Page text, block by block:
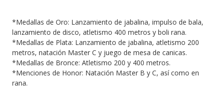
*Medallas de Oro: Lanzamiento de jabalina, impulso de bala,
lanzamiento de disco, atletismo 400 metros y boli rana.
*Medallas de Plata: Lanzamiento de jabalina, atletismo 200
metros, natación Master C y juego de mesa de canicas.
*Medallas de Bronce: Atletismo 200 y 400 metros.
*Menciones de Honor: Natación Master B y C, así como en
rana.